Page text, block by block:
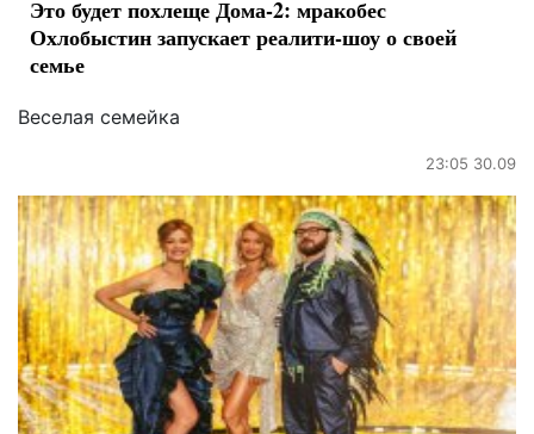
Это будет похлеще Дома-2: мракобес
Охлобыстин запускает реалити-шоу о своей
семье
Веселая семейка
23:05 30.09